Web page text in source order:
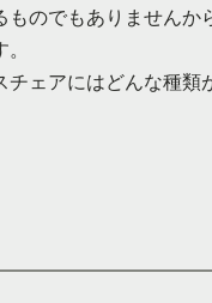
ものでもありません
ェアにはどんな種類